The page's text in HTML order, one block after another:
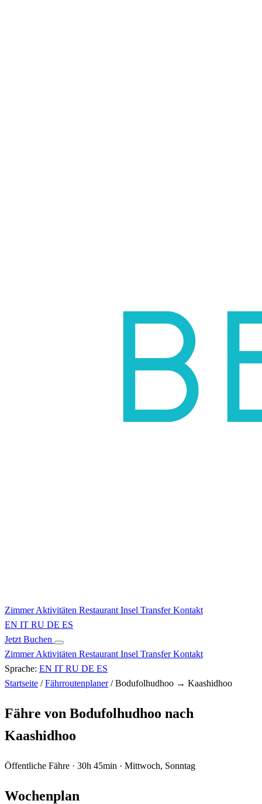
ZimmerAktivitäten Restaurant Insel TransferKontakt
EN IT RU DE ES
Jetzt Buchen
ZimmerAktivitäten Restaurant Insel TransferKontakt
Sprache: EN IT RU DE ES
Startseite / Fährroutenplaner / Bodufolhudhoo → Kaashidhoo
Fähre von Bodufolhudhoo nach
Kaashidhoo
Öffentliche Fähre · 30h 45min · Mittwoch, Sonntag
Wochenplan